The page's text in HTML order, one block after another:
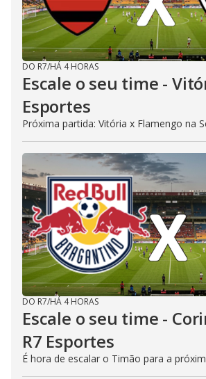
DO R7/HÁ 4 HORAS
Escale o seu time -
Esportes
Próxima partida: Vitória x Flamengo na
DO R7/HÁ 4 HORAS
Escale o seu time -
R7 Esportes
É hora de escalar o Timão para a